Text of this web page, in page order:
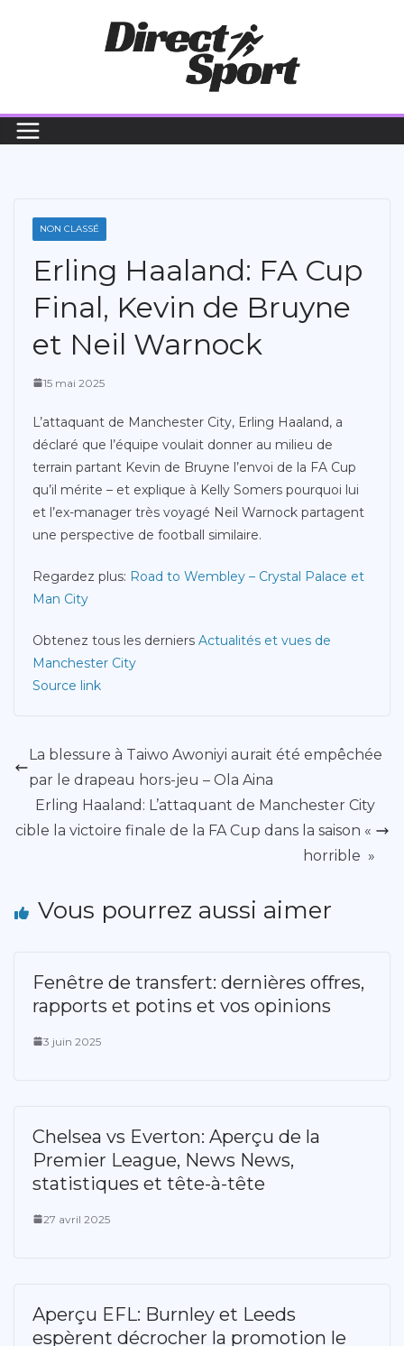
NON CLASSÉ
Erling Haaland: FA Cup
Final, Kevin de Bruyne
et Neil Warnock
15 mai 2025
L’attaquant de Manchester City, Erling Haaland, a
déclaré que l’équipe voulait donner au milieu de
terrain partant Kevin de Bruyne l’envoi de la FA Cup
qu’il mérite – et explique à Kelly Somers pourquoi lui
et l’ex-manager très voyagé Neil Warnock partagent
une perspective de football similaire.
Regardez plus: Road to Wembley – Crystal Palace et
Man City
Obtenez tous les derniers Actualités et vues de
Manchester City
Source link
La blessure à Taiwo Awoniyi aurait été empêchée
par le drapeau hors-jeu – Ola Aina
Erling Haaland: L’attaquant de Manchester City
cible la victoire finale de la FA Cup dans la saison «
horrible »
Vous pourrez aussi aimer
Fenêtre de transfert: dernières offres,
rapports et potins et vos opinions
3 juin 2025
Chelsea vs Everton: Aperçu de la
Premier League, News News,
statistiques et tête-à-tête
27 avril 2025
Aperçu EFL: Burnley et Leeds
espèrent décrocher la promotion le